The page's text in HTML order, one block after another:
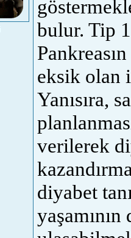
bulur. Tip
eksik olan
Yanısıra,
verilerek
diyabet
yaşamının